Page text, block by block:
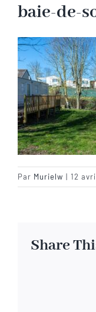
Les services
Les tarifs
Les activités en
Les photos du
Visite virtuelle
baie-de-
Par Murielw | 12
Share